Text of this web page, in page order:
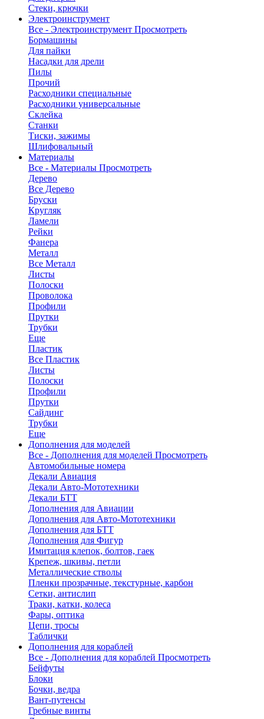
Стеки, крючки
Электроинструмент
Все - Электроинструмент Просмотреть
Бормашины
Для пайки
Насадки для дрели
Пилы
Прочий
Расходники специальные
Расходники универсальные
Склейка
Станки
Тиски, зажимы
Шлифовальный
Материалы
Все - Материалы Просмотреть
Дерево
Все Дерево
Бруски
Кругляк
Ламели
Рейки
Фанера
Металл
Все Металл
Листы
Полоски
Проволока
Профили
Прутки
Трубки
Еще
Пластик
Все Пластик
Листы
Полоски
Профили
Прутки
Сайдинг
Трубки
Еще
Дополнения для моделей
Все - Дополнения для моделей Просмотреть
Автомобильные номера
Декали Авиация
Декали Авто-Мототехники
Декали БТТ
Дополнения для Авиации
Дополнения для Авто-Мототехники
Дополнения для БТТ
Дополнения для Фигур
Имитация клепок, болтов, гаек
Крепеж, шкивы, петли
Металлические стволы
Пленки прозрачные, текстурные, карбон
Сетки, антислип
Траки, катки, колеса
Фары, оптика
Цепи, тросы
Таблички
Дополнения для кораблей
Все - Дополнения для кораблей Просмотреть
Бейфуты
Блоки
Бочки, ведра
Вант-путенсы
Гребные винты